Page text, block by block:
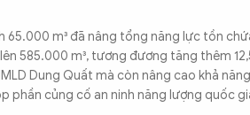
m³ đã nâng tổng năng lực tồn
585.000 m³, tương đương tăng thêm
Dung Quất mà còn nâng cao khả
phần củng cố an ninh năng lượng quốc